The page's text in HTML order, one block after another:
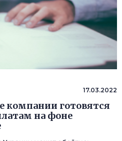
17.03.2022
компании готовятся
на фоне